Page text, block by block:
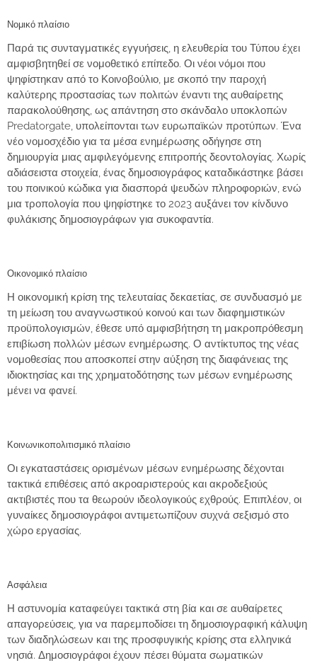
Νομικό πλαίσιο
Παρά τις συνταγματικές εγγυήσεις, η ελευθερία του Τύπου έχει
αμφισβητηθεί σε νομοθετικό επίπεδο. Οι νέοι νόμοι που
ψηφίστηκαν από το Κοινοβούλιο, με σκοπό την παροχή
καλύτερης προστασίας των πολιτών έναντι της αυθαίρετης
παρακολούθησης, ως απάντηση στο σκάνδαλο υποκλοπών
Predatorgate, υπολείπονται των ευρωπαϊκών προτύπων. Ένα
νέο νομοσχέδιο για τα μέσα ενημέρωσης οδήγησε στη
δημιουργία μιας αμφιλεγόμενης επιτροπής δεοντολογίας. Χωρίς
αδιάσειστα στοιχεία, ένας δημοσιογράφος καταδικάστηκε βάσει
του ποινικού κώδικα για διασπορά ψευδών πληροφοριών, ενώ
μια τροπολογία που ψηφίστηκε το 2023 αυξάνει τον κίνδυνο
φυλάκισης δημοσιογράφων για συκοφαντία.
Οικονομικό πλαίσιο
Η οικονομική κρίση της τελευταίας δεκαετίας, σε συνδυασμό με
τη μείωση του αναγνωστικού κοινού και των διαφημιστικών
προϋπολογισμών, έθεσε υπό αμφισβήτηση τη μακροπρόθεσμη
επιβίωση πολλών μέσων ενημέρωσης. Ο αντίκτυπος της νέας
νομοθεσίας που αποσκοπεί στην αύξηση της διαφάνειας της
ιδιοκτησίας και της χρηματοδότησης των μέσων ενημέρωσης
μένει να φανεί.
Κοινωνικοπολιτισμικό πλαίσιο
Οι εγκαταστάσεις ορισμένων μέσων ενημέρωσης δέχονται
τακτικά επιθέσεις από ακροαριστερούς και ακροδεξιούς
ακτιβιστές που τα θεωρούν ιδεολογικούς εχθρούς. Επιπλέον, οι
γυναίκες δημοσιογράφοι αντιμετωπίζουν συχνά σεξισμό στο
χώρο εργασίας.
Ασφάλεια
Η αστυνομία καταφεύγει τακτικά στη βία και σε αυθαίρετες
απαγορεύσεις, για να παρεμποδίσει τη δημοσιογραφική κάλυψη
των διαδηλώσεων και της προσφυγικής κρίσης στα ελληνικά
νησιά. Δημοσιογράφοι έχουν πέσει θύματα σωματικών